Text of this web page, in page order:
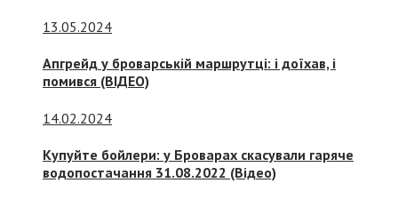
13.05.2024
Апгрейд у броварській маршрутці: і доїхав, і
помився (ВІДЕО)
14.02.2024
Купуйте бойлери: у Броварах скасували гаряче
водопостачання 31.08.2022 (Відео)